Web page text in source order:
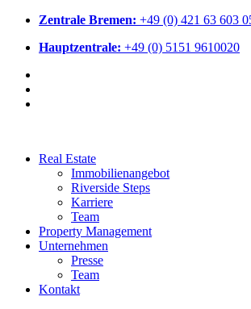
Zentrale Bremen: +49 (0) 421 63 603
Hauptzentrale: +49 (0) 5151 9610020
Real Estate
Immobilienangebot
Riverside Steps
Karriere
Team
Property Management
Unternehmen
Presse
Team
Kontakt